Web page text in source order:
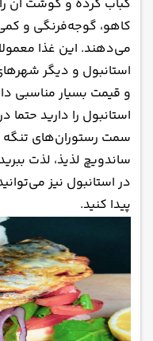
کباب کرده و گوشت آن را
کاهو، گوجه‌فرنگی و
می‌دهند. این غذا
استانبول و دیگر
و قیمت بسیار مناسبی
استانبول را دارید
سمت رستوران‌های تنگه
ساندویچ لذیذ، لذت
پیدا کنید.